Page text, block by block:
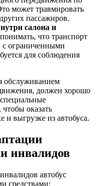
может травмировать
пассажиров.
салона и
что транспорт
с ограниченными
для соблюдения
обслуживанием
должен хорошо
оказать
выгрузке из автобуса.
инвалидов
автобус
средствами: